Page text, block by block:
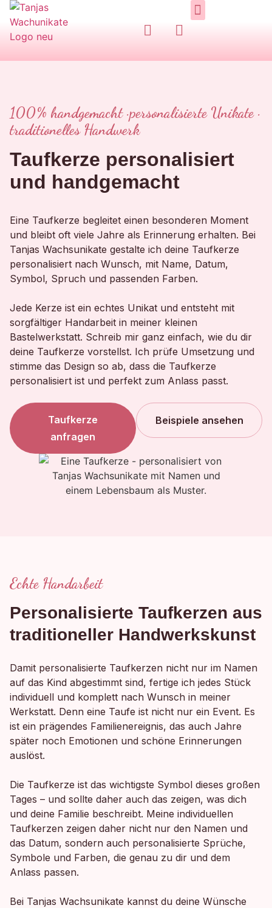
100% handgemacht · personalisierte Unikate ·
traditionelles Handwerk
Taufkerze personalisiert
und handgemacht
Eine Taufkerze begleitet einen besonderen Moment
und bleibt oft viele Jahre als Erinnerung erhalten. Bei
Tanjas Wachsunikate gestalte ich deine Taufkerze
personalisiert nach Wunsch, mit Name, Datum,
Symbol, Spruch und passenden Farben.
Jede Kerze ist ein echtes Unikat und entsteht mit
sorgfältiger Handarbeit in meiner kleinen
Bastelwerkstatt. Schreib mir ganz einfach, wie du dir
deine Taufkerze vorstellst. Ich prüfe Umsetzung und
stimme das Design so ab, dass die Taufkerze
personalisiert ist und perfekt zum Anlass passt.
Taufkerze
anfragen
Beispiele ansehen
Echte Handarbeit
Personalisierte Taufkerzen aus
traditioneller Handwerkskunst
Damit personalisierte Taufkerzen nicht nur im Namen
auf das Kind abgestimmt sind, fertige ich jedes Stück
individuell und komplett nach Wunsch in meiner
Werkstatt. Denn eine Taufe ist nicht nur ein Event. Es
ist ein prägendes Familienereignis, das auch Jahre
später noch Emotionen und schöne Erinnerungen
auslöst.
Die Taufkerze ist das wichtigste Symbol dieses großen
Tages – und sollte daher auch das zeigen, was dich
und deine Familie beschreibt. Meine individuellen
Taufkerzen zeigen daher nicht nur den Namen und
das Datum, sondern auch personalisierte Sprüche,
Symbole und Farben, die genau zu dir und dem
Anlass passen.
Bei Tanjas Wachsunikate kannst du deine Wünsche